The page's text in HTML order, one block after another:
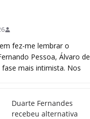
fez-me lembrar o
Pessoa, Álvaro de
mais intimista. Nos
Duarte Fernandes
recebeu alternativa